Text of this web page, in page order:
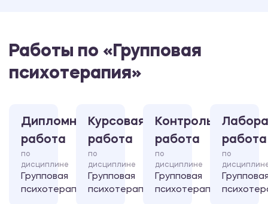
Работы по «Групповая
психотерапия»
Дипломная
работа
по
дисциплине
Групповая
психотерапия
Курсовая
работа
по
дисциплине
Групповая
психотерапия
Контрольная
работа
по
дисциплине
Групповая
психотерапия
работа
по